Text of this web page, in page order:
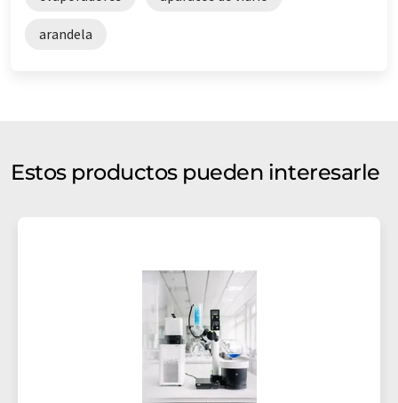
arandela
Estos productos pueden interesarle